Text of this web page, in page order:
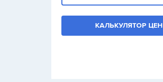
КАЛЬКУЛЯТОР ЦЕН